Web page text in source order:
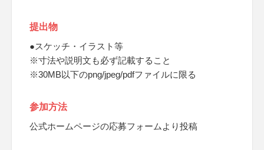
提出物
●スケッチ・イラスト等
※寸法や説明文も必ず記載すること
※30MB以下のpng/jpeg/pdfファイルに限る
参加方法
公式ホームページの応募フォームより投稿